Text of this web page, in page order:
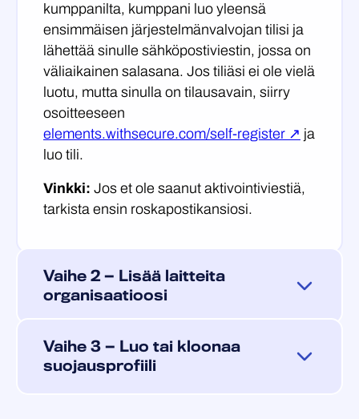
kumppanilta, kumppani luo yleensä
ensimmäisen järjestelmänvalvojan tilisi ja
lähettää sinulle sähköpostiviestin, jossa on
väliaikainen salasana. Jos tiliäsi ei ole vielä
luotu, mutta sinulla on tilausavain, siirry
osoitteeseen
elements.withsecure.com/self-register ↗ ja
luo tili.
Vinkki: Jos et ole saanut aktivointiviestiä,
tarkista ensin roskapostikansiosi.
Vaihe 2 — Lisää laitteita
organisaatioosi
Windows-tietokoneet ja -palvelimet
Mac-tietokoneet
Vaihe 3 — Luo tai kloonaa
suojausprofiili